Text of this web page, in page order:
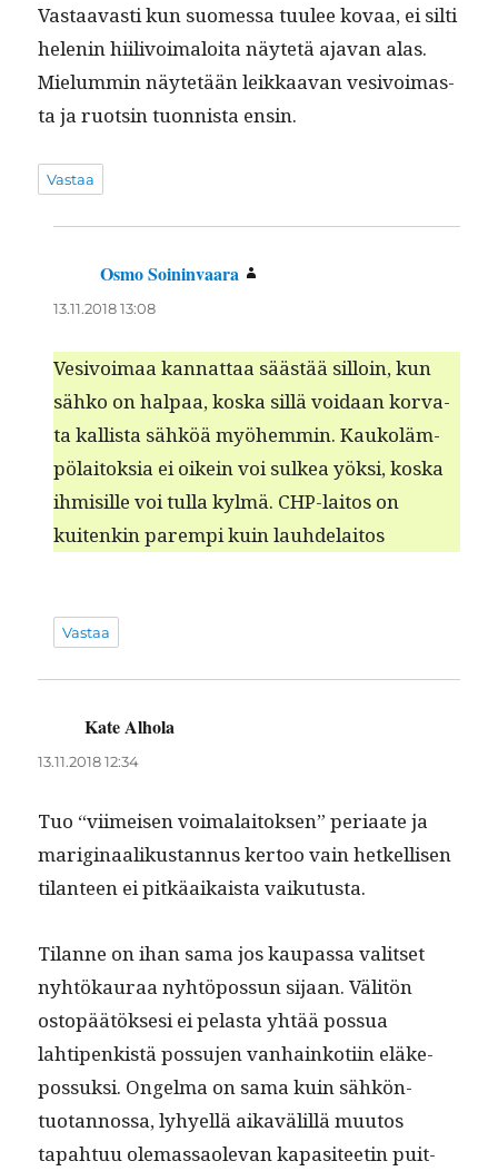
Vas­taavasti kun suomes­sa tuulee kovaa, ei silti
helenin hiilivoimaloi­ta näytetä aja­van alas.
Mielum­min näytetään leikkaa­van vesivoimas­
ta ja ruotsin tuon­nista ensin.
Vastaa
Osmo Soininvaara
13.11.2018 13:08
Vesivoimaa kan­nat­taa säästää sil­loin, kun
sähko on hal­paa, kos­ka sil­lä voidaan kor­va­
ta kallista sähköä myöhem­min. Kaukoläm­
pölaitok­sia ei oikein voi sulkea yök­si, kos­ka
ihmisille voi tul­la kylmä. CHP-laitos on
kuitenkin parem­pi kuin lauhdelaitos
Vastaa
Kate Alhola
13.11.2018 12:34
Tuo “viimeisen voimalaitok­sen” peri­aate ja
marig­i­naa­likus­tan­nus ker­too vain het­kel­lisen
tilanteen ei pitkäaikaista vaikutusta.
Tilanne on ihan sama jos kau­pas­sa val­it­set
nyhtökau­raa nyhtö­pos­sun sijaan. Väl­itön
ostopäätök­sesi ei pelas­ta yhtää pos­sua
lahtipenkistä pos­su­jen van­hainkoti­in eläke­
pos­suk­si. Ongel­ma on sama kuin sähkön­
tuotan­nos­sa, lyhyel­lä aikavälil­lä muu­tos
tapah­tuu ole­mas­saol­e­van kap­a­siteetin puit­